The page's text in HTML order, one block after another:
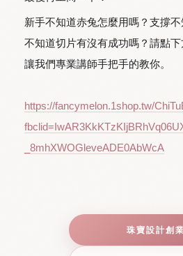
新手不知道赤兔怎麼用嗎？支撐
不知道切片有沒有成功嗎？請點下
讓我們專業講師手把手的教你。
https://fancymelon.1shop.tw/
_8mhXWOGleveADE0AbWcA
珠寶設計創業